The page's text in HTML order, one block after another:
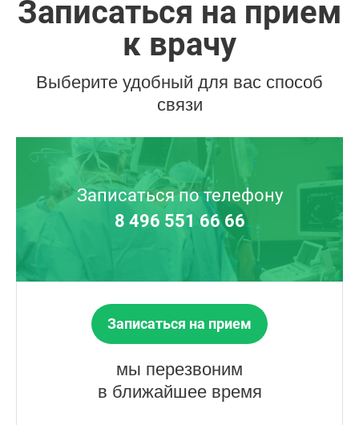
Записаться на прием
к врачу
Выберите удобный для вас способ
связи
Записаться по телефону
8 496 551 66 66
Записаться на прием
мы перезвоним
в ближайшее время